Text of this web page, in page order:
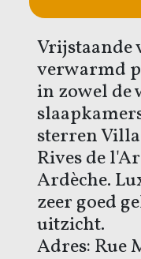
Vrijstaande
verwarmd
in zowel de
sterren
Rives de
Ardèche.
zeer goed
uitzicht.
Adres: Rue